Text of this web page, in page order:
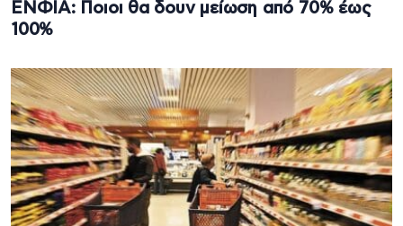
ΕΝΦΙΑ: Ποιοι θα δουν μείωση από 70% έως
100%